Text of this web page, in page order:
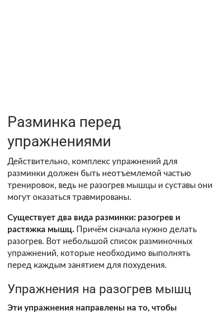
Разминка перед
упражнениями
Действительно, комплекс упражнений для
разминки должен быть неотъемлемой частью
тренировок, ведь не разогрев мышцы и суставы они
могут оказаться травмированы.
Существует два вида разминки: разогрев и
растяжка мышц. Причём сначала нужно делать
разогрев. Вот небольшой список разминочных
упражнений, которые необходимо выполнять
перед каждым занятием для похудения.
Упражнения на разогрев мышц
Эти упражнения направлены на то, чтобы